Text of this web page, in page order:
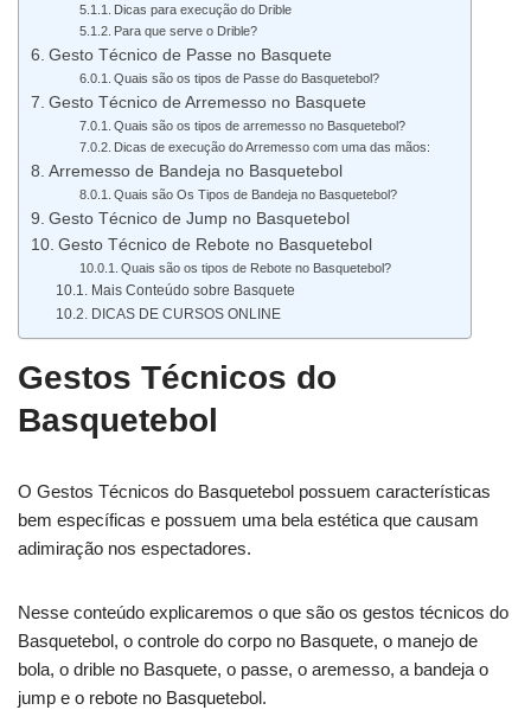
Dicas para execução do Drible
Para que serve o Drible?
Gesto Técnico de Passe no Basquete
Quais são os tipos de Passe do Basquetebol?
Gesto Técnico de Arremesso no Basquete
Quais são os tipos de arremesso no Basquetebol?
Dicas de execução do Arremesso com uma das mãos:
Arremesso de Bandeja no Basquetebol
Quais são Os Tipos de Bandeja no Basquetebol?
Gesto Técnico de Jump no Basquetebol
Gesto Técnico de Rebote no Basquetebol
Quais são os tipos de Rebote no Basquetebol?
Mais Conteúdo sobre Basquete
DICAS DE CURSOS ONLINE
Gestos Técnicos do
Basquetebol
O Gestos Técnicos do Basquetebol possuem características
bem específicas e possuem uma bela estética que causam
adimiração nos espectadores.
Nesse conteúdo explicaremos o que são os gestos técnicos do
Basquetebol, o controle do corpo no Basquete, o manejo de
bola, o drible no Basquete, o passe, o aremesso, a bandeja o
jump e o rebote no Basquetebol.